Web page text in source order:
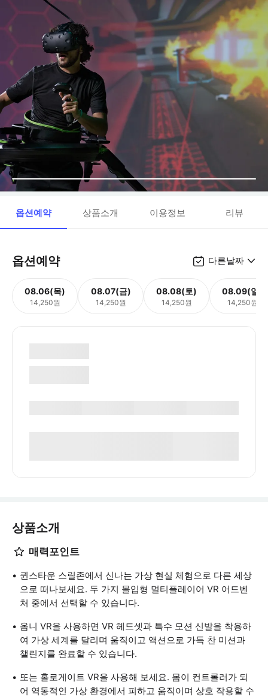
옵션예약 상품소개 이용정보 리뷰
옵션예약 다른날짜
08.06(목)
14,250원
08.07(금)
14,250원
08.08(토)
14,250원
08.09(일)
14,250원
상품소개
매력포인트
퀸스타운 스릴존에서 신나는 가상 현실 체험으로 다른 세상
으로 떠나보세요. 두 가지 몰입형 멀티플레이어 VR 어드벤
처 중에서 선택할 수 있습니다.
옴니 VR을 사용하면 VR 헤드셋과 특수 모션 신발을 착용하
여 가상 세계를 달리며 움직이고 액션으로 가득 찬 미션과
챌린지를 완료할 수 있습니다.
또는 홀로게이트 VR을 사용해 보세요. 몸이 컨트롤러가 되
어 역동적인 가상 환경에서 피하고 움직이며 상호 작용할 수